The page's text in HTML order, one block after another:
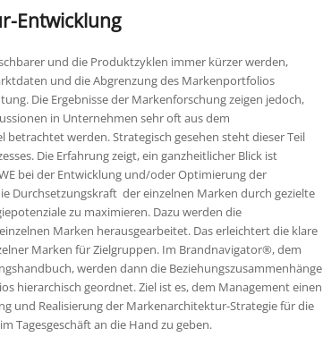
Entwicklung
und die Produktzyklen immer kürzer werden,
und die Abgrenzung des Markenportfolios
Die Ergebnisse der Markenforschung zeigen jedoch,
in Unternehmen sehr oft aus dem
werden. Strategisch gesehen steht dieser Teil
Die Erfahrung zeigt, ein ganzheitlicher Blick ist
bei der Entwicklung und/oder Optimierung der
Durchsetzungskraft der einzelnen Marken durch gezielte
zu maximieren. Dazu werden die
Marken herausgearbeitet. Das erleichtert die klare
Marken für Zielgruppen. Im Brandnavigator®, dem
werden dann die Beziehungszusammenhänge
hierarchisch geordnet. Ziel ist es, dem Management einen
und Realisierung der Markenarchitektur-Strategie für die
Tagesgeschäft an die Hand zu geben.